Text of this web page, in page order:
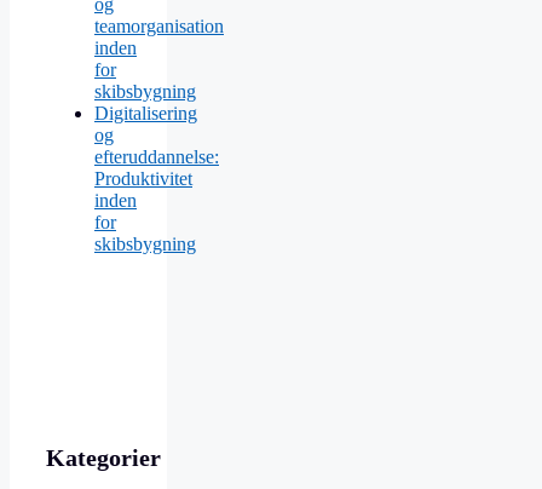
og
teamorganisation
inden
for
skibsbygning
Digitalisering
og
efteruddannelse:
Produktivitet
inden
for
skibsbygning
Kategorier